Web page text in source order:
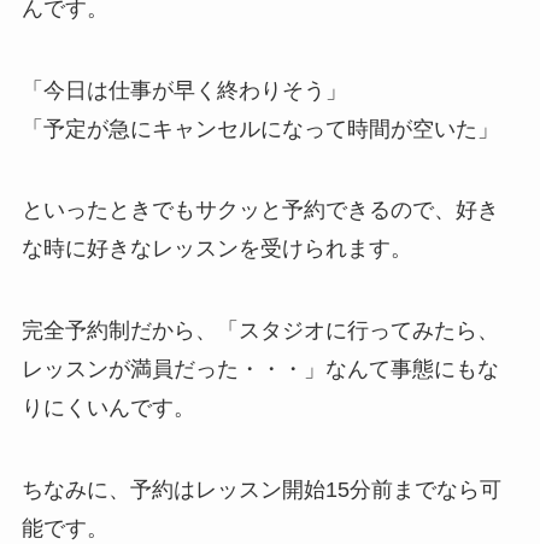
んです。
「今日は仕事が早く終わりそう」
「予定が急にキャンセルになって時間が空いた」
といったときでもサクッと予約できるので、好き
な時に好きなレッスンを受けられます。
完全予約制だから、
「スタジオに行ってみたら、
レッスンが満員だった・・・」 なんて事態にもな
りにくいんです。
ちなみに、予約はレッスン開始15分前までなら可
能です。